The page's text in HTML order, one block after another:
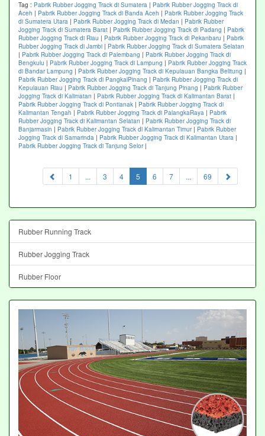
Tag : Pabrik Rubber Jogging Track di Sumatera | Pabrik Rubber Jogging Track di
Aceh | Pabrik Rubber Jogging Track di Banda Aceh | Pabrik Rubber Jogging Track
di Sumatera Utara | Pabrik Rubber Jogging Track di Medan | Pabrik Rubber
Jogging Track di Sumatera Barat | Pabrik Rubber Jogging Track di Padang | Pabrik
Rubber Jogging Track di Riau | Pabrik Rubber Jogging Track di Pekanbaru | Pabrik
Rubber Jogging Track di Jambi | Pabrik Rubber Jogging Track di Sumatera Selatan
| Pabrik Rubber Jogging Track di Palembang | Pabrik Rubber Jogging Track di
Bengkulu | Pabrik Rubber Jogging Track di Lampung | Pabrik Rubber Jogging Track
di Bandar Lampung | Pabrik Rubber Jogging Track di Kepulauan Bangka Belitung |
Pabrik Rubber Jogging Track di PangkalPinang | Pabrik Rubber Jogging Track di
Kepulauan Riau | Pabrik Rubber Jogging Track di Tanjung Pinang | Pabrik Rubber
Jogging Track di Kalimatan | Pabrik Rubber Jogging Track di Kalimantan Barat |
Pabrik Rubber Jogging Track di Pontianak | Pabrik Rubber Jogging Track di
Kalimantan Tengah | Pabrik Rubber Jogging Track di PalangkaRaya | Pabrik
Rubber Jogging Track di Kalimantan Selatan | Pabrik Rubber Jogging Track di
Banjarmasin | Pabrik Rubber Jogging Track di Kalimantan Timur| Pabrik Rubber
Jogging Track di Samarinda | Pabrik Rubber Jogging Track di Kalimantan Utara |
Pabrik Rubber Jogging Track di Tanjung Selor|
1 ... 3 4 5 (current)
6 7 ... 69
Rubber Running Track
Rubber Jogging Track
Rubber Floor